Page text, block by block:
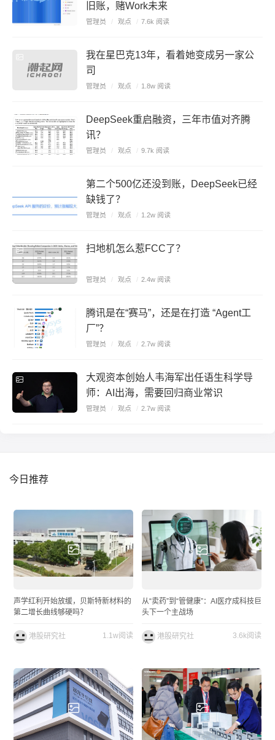
旧账，赌Work未来
管理员 / 观点 / 7.6k 阅读
我在星巴克13年，看着她变成另一家公
司
管理员 / 观点 / 1.8w 阅读
DeepSeek重启融资，三年市值对齐腾
讯？
管理员 / 观点 / 9.7k 阅读
第二个500亿还没到账，DeepSeek已经
缺钱了？
管理员 / 观点 / 1.2w 阅读
扫地机怎么惹FCC了？
管理员 / 观点 / 2.4w 阅读
腾讯是在“赛马”，还是在打造 “Agent工
厂”？
管理员 / 观点 / 2.7w 阅读
大观资本创始人韦海军出任语生科学导
师：AI出海，需要回归商业常识
管理员 / 观点 / 2.7w 阅读
今日推荐
声学红利开始放缓，贝斯特新材料的
第二增长曲线够硬吗？
港股研究社 1.1w阅读
从“卖药”到“管健康”：AI医疗成科技巨
头下一个主战场
港股研究社 3.6k阅读